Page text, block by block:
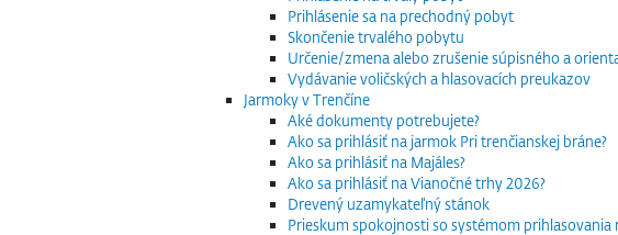
Prihlásenie sa na prechodný pobyt
Skončenie trvalého pobytu
Určenie/zmena alebo zrušenie súpisného a
Vydávanie voličských a hlasovacích preukazov
Jarmoky v Trenčíne
Aké dokumenty potrebujete?
Ako sa prihlásiť na jarmok Pri trenčianskej bráne?
Ako sa prihlásiť na Majáles?
Ako sa prihlásiť na Vianočné trhy 2026?
Drevený uzamykateľný stánok
Prieskum spokojnosti so systémom prihlasovania